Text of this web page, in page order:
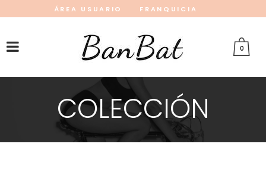
ÁREA USUARIO
FRANQUICIA
0
COLECCIÓN